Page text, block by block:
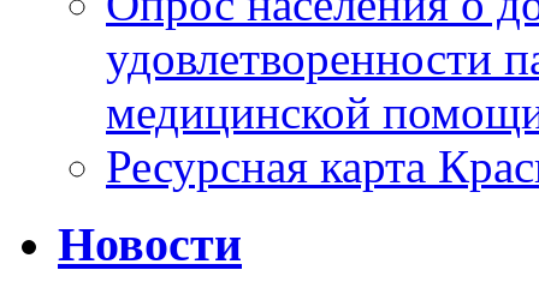
удовлетворенности
медицинской
Ресурсная карта
Новости